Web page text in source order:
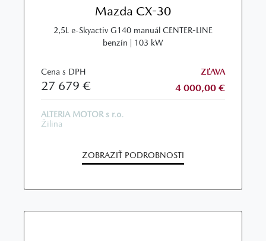
Mazda CX-30
2,5L e-Skyactiv G140 manuál CENTER-LINE
benzín | 103 kW
Cena s DPH
27 679 €
ZĽAVA
4 000,00 €
ALTERIA MOTOR s r.o.
Žilina
ZOBRAZIŤ PODROBNOSTI